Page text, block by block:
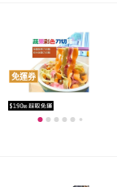
免運券